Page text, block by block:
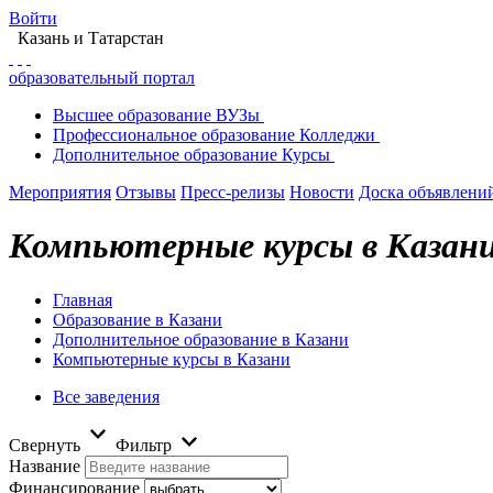
Войти
Казань и Татарстан
образовательный портал
Высшее образование ВУЗы
Профессиональное образование Колледжи
Дополнительное образование Курсы
Мероприятия Отзывы Пресс-релизы Новости Доска
Компьютерные курсы в
Главная
Образование в Казани
Дополнительное образование в Казани
Компьютерные курсы в Казани
Все заведения
Свернуть
Фильтр
Название
Финансирование